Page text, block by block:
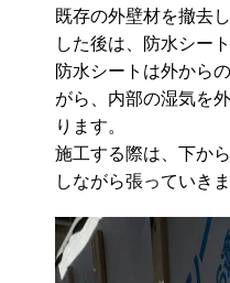
既存の外壁材を撤去
した後は、防水シー
防水シートは外から
がら、内部の湿気を
ります。
施工する際は、下か
しながら張っていきま